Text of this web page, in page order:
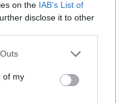
on the IAB’s List of
disclose it to other
of my